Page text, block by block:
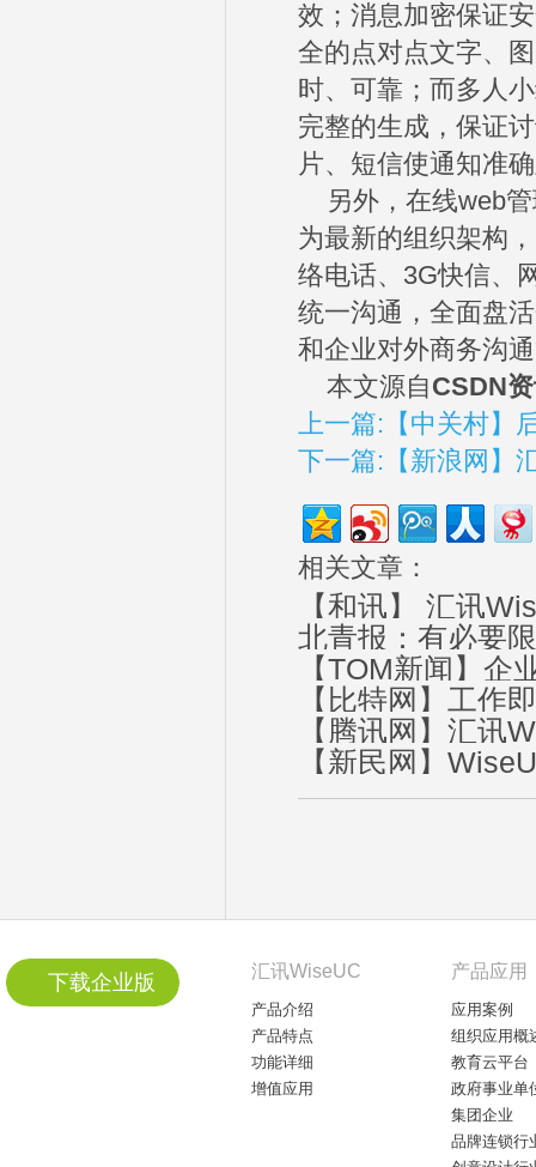
效；消息加密保证
全的点对点文字、
时、可靠；而多人
完整的生成，保证
片、短信使通知准
另外，在线web管
为最新的组织架构
络电话、3G快信、
统一沟通，全面盘
和企业对外商务沟
本文源自CSDN
上一篇:【中关村】
下一篇:【新浪网】
相关文章：
【和讯】 汇讯
北青报：有必要
【TOM新闻】
【比特网】工作
【腾讯网】汇讯
【新民网】
下载企业版 汇讯WiseUC
产品介绍
产品特点
功能详细
增值应用
产品应用
应用案例
组织应用概
教育云平台
政府事业单
集团企业
品牌连锁行